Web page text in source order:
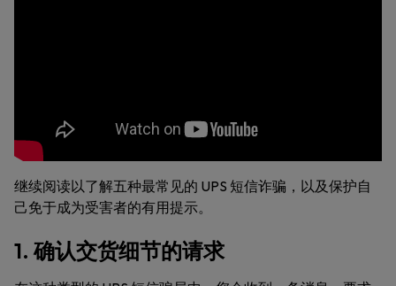
继续阅读以了解五种最常见的 UPS 短信诈骗，以及保护自
己免于成为受害者的有用提示。
1. 确认交货细节的请求